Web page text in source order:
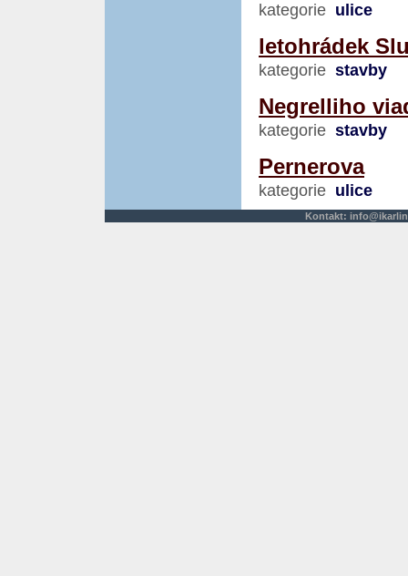
kategorie ulice
letohrádek
kategorie stavby
Negrelliho
kategorie stavby
Pernerova
kategorie ulice
Kontakt: